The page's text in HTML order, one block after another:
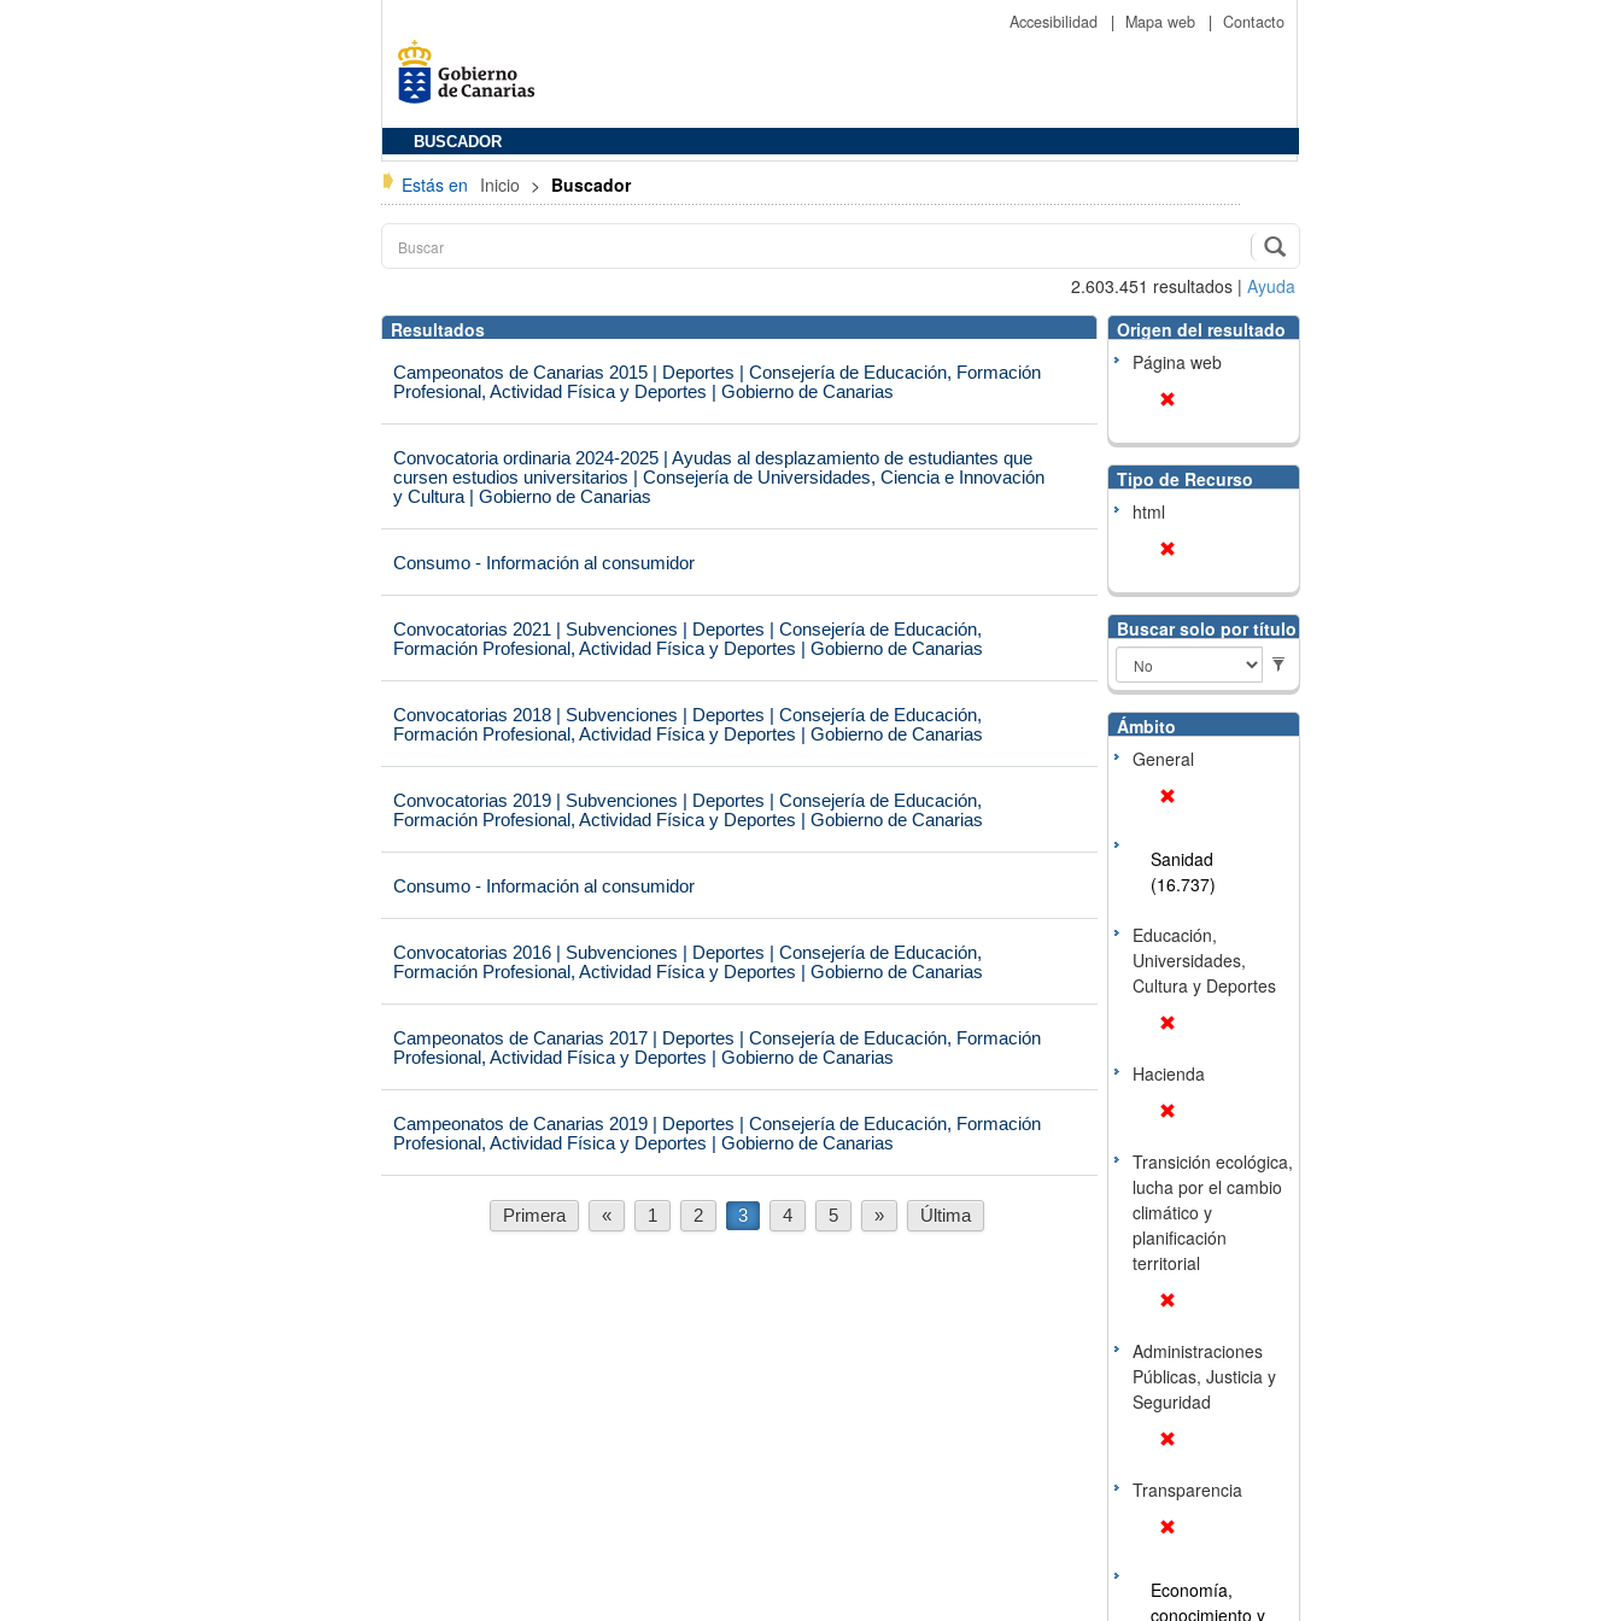
Accesibilidad | Mapa web | Contacto
BUSCADOR
Estás en Inicio > Buscador
2.603.451 resultados | Ayuda
Resultados
Campeonatos de Canarias 2015 | Deportes | Consejería de Educación, Formación
Profesional, Actividad Física y Deportes | Gobierno de Canarias
Convocatoria ordinaria 2024-2025 | Ayudas al desplazamiento de estudiantes que
cursen estudios universitarios | Consejería de Universidades, Ciencia e Innovación
y Cultura | Gobierno de Canarias
Consumo - Información al consumidor
Convocatorias 2021 | Subvenciones | Deportes | Consejería de Educación,
Formación Profesional, Actividad Física y Deportes | Gobierno de Canarias
Convocatorias 2018 | Subvenciones | Deportes | Consejería de Educación,
Formación Profesional, Actividad Física y Deportes | Gobierno de Canarias
Convocatorias 2019 | Subvenciones | Deportes | Consejería de Educación,
Formación Profesional, Actividad Física y Deportes | Gobierno de Canarias
Consumo - Información al consumidor
Convocatorias 2016 | Subvenciones | Deportes | Consejería de Educación,
Formación Profesional, Actividad Física y Deportes | Gobierno de Canarias
Campeonatos de Canarias 2017 | Deportes | Consejería de Educación, Formación
Profesional, Actividad Física y Deportes | Gobierno de Canarias
Campeonatos de Canarias 2019 | Deportes | Consejería de Educación, Formación
Profesional, Actividad Física y Deportes | Gobierno de Canarias
Primera « 1 2 3 4 5 » Última
Origen del resultado
Página web
Tipo de Recurso
html
Buscar solo por título
Ámbito
General
Sanidad
(16.737)
Educación,
Universidades,
Cultura y Deportes
Hacienda
Transición ecológica,
lucha por el cambio
climático y
planificación
territorial
Administraciones
Públicas, Justicia y
Seguridad
Transparencia
Economía,
conocimiento y